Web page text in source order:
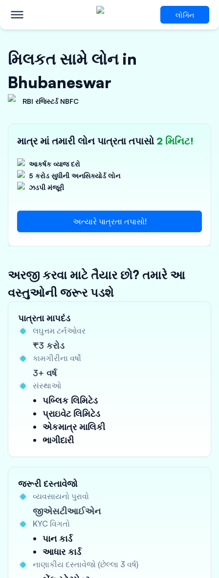
લોગિન
મિલકત સામે લોન in
Bhubaneswar
RBI રજિસ્ટર્ડ NBFC
માત્ર માં તમારી લોન પાત્રતા તપાસો 2 મિનિટ!
આકર્ષક વ્યાજ દરો
5 કરોડ સુધીની અનસિક્યોર્ડ લોન
ઝડપી મંજૂરી
અત્યારે પાત્રતા તપાસો!
અરજી કરવા માટે તૈયાર છો? તમારે આ
વસ્તુઓની જરૂર પડશે
પાત્રતા માપદંડ
લઘુત્તમ ટર્નઓવર
₹3 કરોડ
કામગીરીના વર્ષો
3+ વર્ષ
સંસ્થાઓ
પબ્લિક લિમિટેડ
પ્રાઇવેટ લિમિટેડ
એકમાત્ર માલિકી
ભાગીદારી
જરૂરી દસ્તાવેજો
વ્યવસાયનો પુરાવો
જીએસટીઆઈએન
KYC વિગતો
પાન કાર્ડ
આધાર કાર્ડ
નાણાકીય દસ્તાવેજો (છેલ્લા 3 વર્ષ)